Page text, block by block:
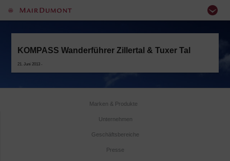
KOMPASS Wanderführer Zillertal & Tuxer Tal
21. Juni 2013 -
Marken & Produkte
Unternehmen
Geschäftsbereiche
Presse